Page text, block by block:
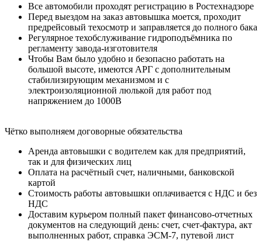
Все автомобили проходят регистрацию в Ростехнадзоре
Перед выездом на заказ автовышка моется, проходит
предрейсовый техосмотр и заправляется до полного бака
Регулярное техобслуживание гидроподъёмника по
регламенту завода-изготовителя
Чтобы Вам было удобно и безопасно работать на
большой высоте, имеются АРГ с дополнительным
стабилизирующим механизмом и с
электроизоляционной люлькой для работ под
напряжением до 1000В
Чётко выполняем договорные обязательства
Аренда автовышки с водителем как для предприятий,
так и для физических лиц
Оплата на расчётный счет, наличными, банковской
картой
Стоимость работы автовышки оплачивается с НДС и без
НДС
Доставим курьером полный пакет финансово-отчетных
документов на следующий день: счет, счет-фактура, акт
выполненных работ, справка ЭСМ-7, путевой лист